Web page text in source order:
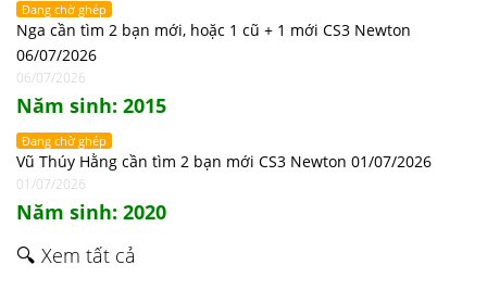
Đang chờ ghép
Nga cần tìm 2 bạn mới, hoặc 1 cũ + 1 mới CS3 Newton
06/07/2026
06/07/2026
Năm sinh: 2015
Đang chờ ghép
Vũ Thúy Hằng cần tìm 2 bạn mới CS3 Newton 01/07/2026
01/07/2026
Năm sinh: 2020
🔍 Xem tất cả